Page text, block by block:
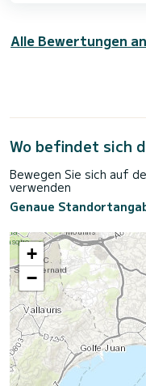
Alle Bewertungen
Wo befindet sich
Bewegen Sie sich auf
verwenden
Genaue
+
−